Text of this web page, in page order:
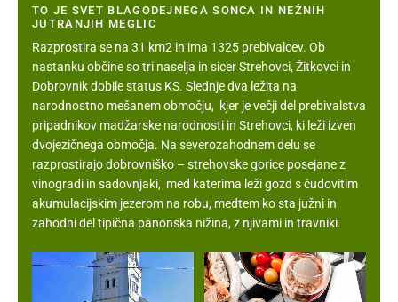
TO JE SVET BLAGODEJNEGA SONCA IN NEŽNIH
JUTRANJIH MEGLIC
Razprostira se na 31 km2 in ima 1325 prebivalcev. Ob
nastanku občine so tri naselja in sicer Strehovci, Žitkovci in
Dobrovnik dobile status KS. Slednje dva ležita na
narodnostno mešanem območju, kjer je večji del prebivalstva
pripadnikov madžarske narodnosti in Strehovci, ki leži izven
dvojezičnega območja. Na severozahodnem delu se
razprostirajo dobrovniško – strehovske gorice posejane z
vinogradi in sadovnjaki, med katerima leži gozd s čudovitim
akumulacijskim jezerom na robu, medtem ko sta južni in
zahodni del tipična panonska nižina, z njivami in travniki.